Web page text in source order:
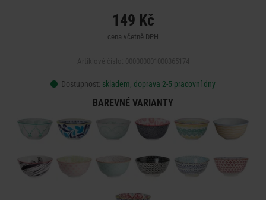
149 Kč
cena včetně DPH
Dostupnost: skladem, doprava 2-5 pracovní dny
BAREVNÉ VARIANTY